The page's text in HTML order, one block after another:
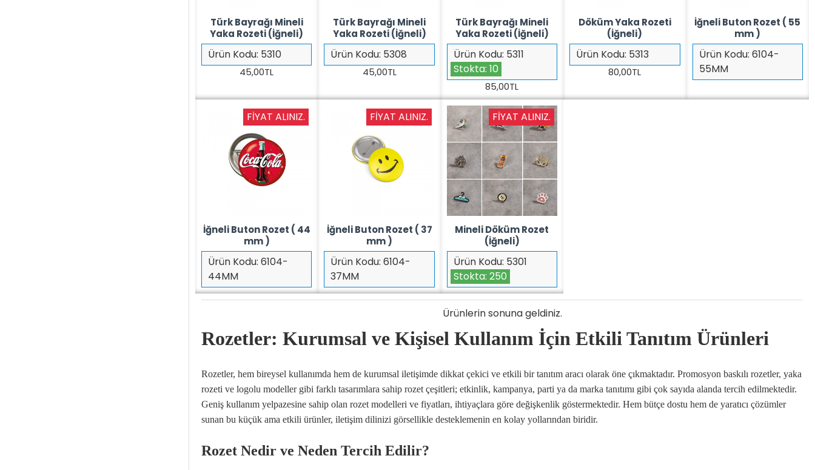
Rozetler: Kurumsal ve Kişisel Kullanım İçin Etkili Tanıtım Ürünleri
Rozetler, hem bireysel kullanımda hem de kurumsal iletişimde dikkat çekici ve etkili bir tanıtım aracı olarak öne çıkmaktadır. Promosyon baskılı rozetler, yaka
rozeti ve logolu modeller gibi farklı tasarımlara sahip rozet çeşitleri; etkinlik, kampanya, parti ya da marka tanıtımı gibi çok sayıda alanda tercih edilmektedir.
Geniş kullanım yelpazesine sahip olan rozet modelleri ve fiyatları, ihtiyaçlara göre değişkenlik göstermektedir. Hem bütçe dostu hem de yaratıcı çözümler
sunan bu küçük ama etkili ürünler, iletişim dilinizi görsellikle desteklemenin en kolay yollarından biridir.
Rozet Nedir ve Neden Tercih Edilir?
Ürün Kodu: 5310
Türk Bayrağı Mineli
Yaka Rozeti (İğneli)
45,00TL
Ürün Kodu: 5308
Türk Bayrağı Mineli
Yaka Rozeti (İğneli)
45,00TL
Ürün Kodu: 5311
Stokta: 10
Türk Bayrağı Mineli
Yaka Rozeti (İğneli)
85,00TL
Ürün Kodu: 5313
Döküm Yaka Rozeti
(İğneli)
80,00TL
Ürün Kodu: 6104-
55MM
İğneli Buton Rozet ( 55
mm )
FIYAT ALINIZ.
Ürün Kodu: 6104-
44MM
İğneli Buton Rozet ( 44
mm )
FIYAT ALINIZ.
Ürün Kodu: 6104-
37MM
İğneli Buton Rozet ( 37
mm )
FIYAT ALINIZ.
Ürün Kodu: 5301
Stokta: 250
Mineli Döküm Rozet
(İğneli)
Ürünlerin sonuna geldiniz.